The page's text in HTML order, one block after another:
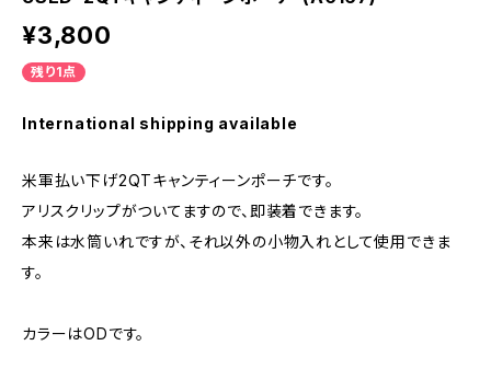
¥3,800
残り1点
International shipping available
米軍払い下げ2QTキャンティーンポーチです。
アリスクリップがついてますので、即装着できます。
本来は水筒いれですが、それ以外の小物入れとして使用できま
す。
カラーはODです。